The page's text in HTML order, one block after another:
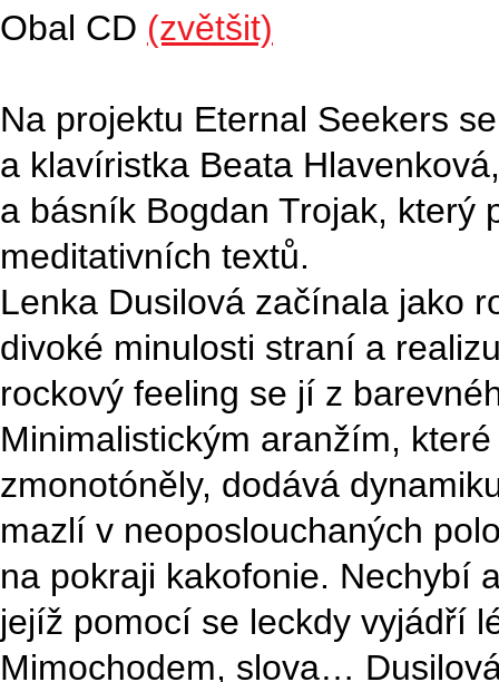
Obal CD (zvětšit)
Na projektu Eternal Seekers
a klavíristka Beata
a básník Bogdan Trojak, který
meditativních textů.
Lenka Dusilová začínala jako
divoké minulosti straní a
rockový feeling se jí z
Minimalistickým aranžím,
zmonotóněly, dodává
mazlí v neoposlouchaných
na pokraji kakofonie. Nechybí
jejíž pomocí se leckdy vyjádří
Mimochodem, slova…